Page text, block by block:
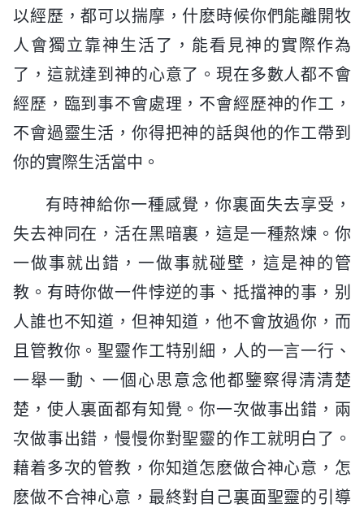
以經歷，都可以揣摩，什麽時候你們能離開牧
人會獨立靠神生活了，能看見神的實際作為
了，這就達到神的心意了。現在多數人都不會
經歷，臨到事不會處理，不會經歷神的作工，
不會過靈生活，你得把神的話與他的作工帶到
你的實際生活當中。
有時神給你一種感覺，你裏面失去享受，
失去神同在，活在黑暗裏，這是一種熬煉。你
一做事就出錯，一做事就碰壁，這是神的管
教。有時你做一件悖逆的事、抵擋神的事，别
人誰也不知道，但神知道，他不會放過你，而
且管教你。聖靈作工特别細，人的一言一行、
一舉一動、一個心思意念他都鑒察得清清楚
楚，使人裏面都有知覺。你一次做事出錯，兩
次做事出錯，慢慢你對聖靈的作工就明白了。
藉着多次的管教，你知道怎麽做合神心意，怎
麽做不合神心意，最終對自己裏面聖靈的引導